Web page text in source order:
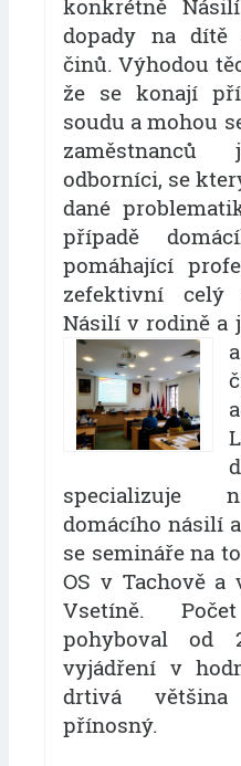
konkrétně
dopady na dítě
činů. Výhodou
že se konají
soudu a mohou
odborníci, se
dané
případě
pomáhající
zefektivní celý
Násilí v rodině a
specializuje
domácího násilí
se semináře na
OS v Tachově
Vsetíně.
pohyboval
vyjádření v
drtivá
přínosný.